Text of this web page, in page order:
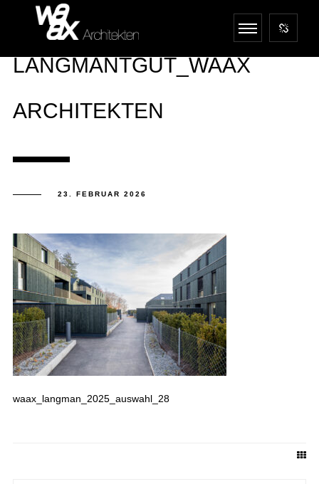
LANGMANTGUT_WAAX
ARCHITEKTEN
23. FEBRUAR 2026
waax_langman_2025_auswahl_28